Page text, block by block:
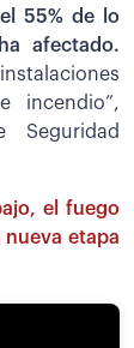
el 55% de lo
afectado.
incendio”,
Seguridad
el fuego
etapa